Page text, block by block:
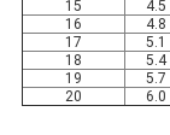
15
4.5
16
4.8
17
5.1
18
5.4
19
5.7
20
6.0